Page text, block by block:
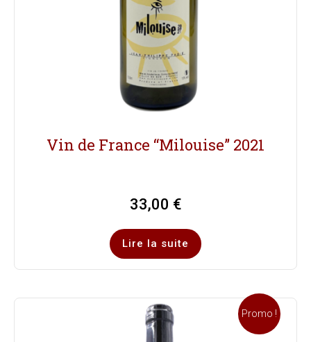
Vin de France “Milouise” 2021
33,00 €
Lire la suite
Promo !